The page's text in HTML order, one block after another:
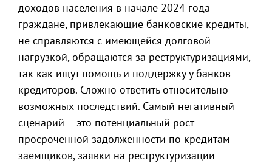
доходов населения в начале 2024 года
граждане, привлекающие банковские кредиты,
не справляются с имеющейся долговой
нагрузкой, обращаются за реструктуризациями,
так как ищут помощь и поддержку у банков-
кредиторов. Сложно ответить относительно
возможных последствий. Самый негативный
сценарий – это потенциальный рост
просроченной задолженности по кредитам
заемщиков, заявки на реструктуризации